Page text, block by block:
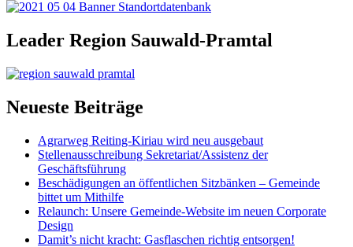
Leader Region Sauwald-Pramtal
Neueste Beiträge
Agrarweg Reiting-Kiriau wird neu ausgebaut
Stellenausschreibung Sekretariat/Assistenz der
Geschäftsführung
Beschädigungen an öffentlichen Sitzbänken – Gemeinde
bittet um Mithilfe
Relaunch: Unsere Gemeinde-Website im neuen Corporate
Design
Damit’s nicht kracht: Gasflaschen richtig entsorgen!